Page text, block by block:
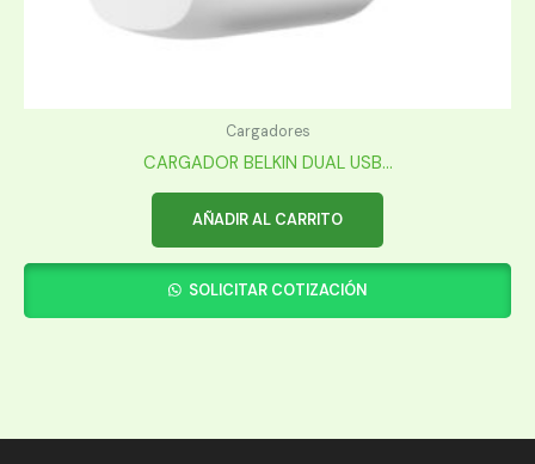
Cargadores
CARGADOR BELKIN DUAL USB...
AÑADIR AL CARRITO
SOLICITAR COTIZACIÓN